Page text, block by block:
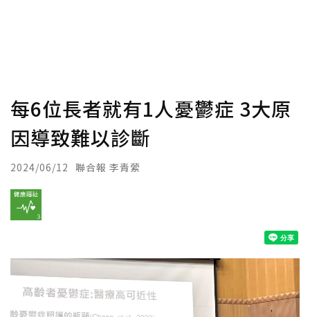
每6位長者就有1人憂鬱症 3大原
因導致難以診斷
2024/06/12 聯合報 李青縈